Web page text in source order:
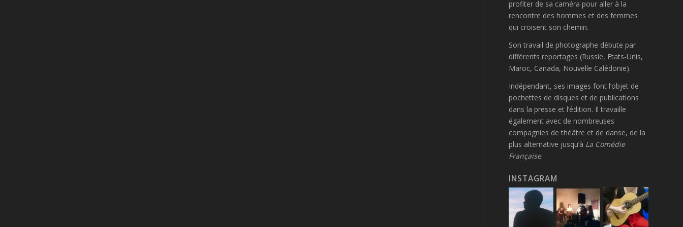
profiter de sa caméra pour aller à la
rencontre des hommes et des femmes
qui croisent son chemin.
Son travail de photographe débute par
différents reportages (Russie, Etats-Unis,
Maroc, Canada, Nouvelle Calédonie).
Indépendant, ses images font l’objet de
pochettes de disques et de publications
dans la presse et l’édition. Il travaille
également avec de nombreuses
compagnies de théâtre et de danse, de la
plus alternative jusqu’à La Comédie
Française.
INSTAGRAM